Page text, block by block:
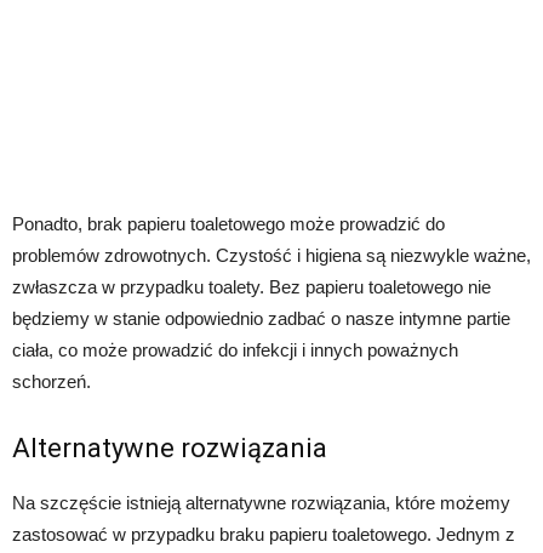
Ponadto, brak papieru toaletowego może prowadzić do
problemów zdrowotnych. Czystość i higiena są niezwykle ważne,
zwłaszcza w przypadku toalety. Bez papieru toaletowego nie
będziemy w stanie odpowiednio zadbać o nasze intymne partie
ciała, co może prowadzić do infekcji i innych poważnych
schorzeń.
Alternatywne rozwiązania
Na szczęście istnieją alternatywne rozwiązania, które możemy
zastosować w przypadku braku papieru toaletowego. Jednym z